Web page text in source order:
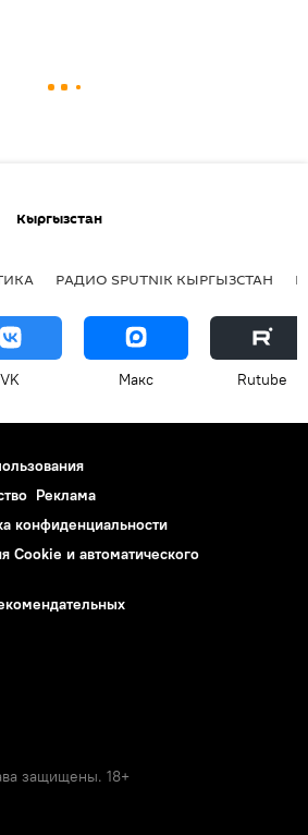
Кыргызстан
РАДИО SPUTNIK КЫРГЫЗСТАН
VK Макс Rutube
Реклама
конфиденциальности
Cookie и автоматического
защищены. 18+